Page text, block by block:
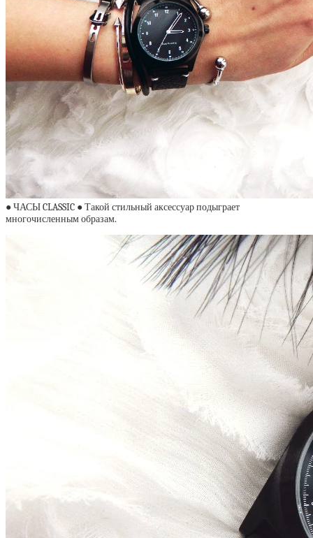
● ЧАСЫ CLASSIC ● Такой стильный аксессуар подыграет
многочисленным образам.